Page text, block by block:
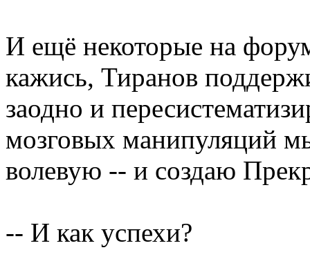
И ещё некоторые на
кажись, Тиранов
заодно и
мозговых манипуляций
волевую -- и создаю
-- И как успехи?